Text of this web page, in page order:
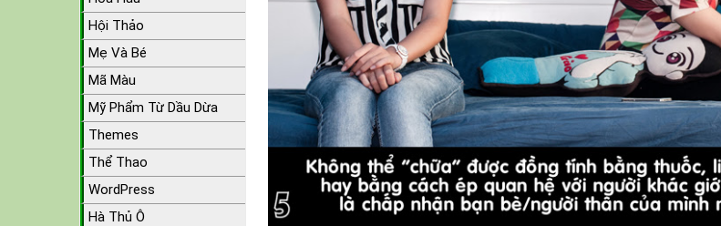
Hội Thảo
Mẹ Và Bé
Mã Màu
Mỹ Phẩm Từ Dầu Dừa
Themes
Thể Thao
WordPress
Hà Thủ Ô